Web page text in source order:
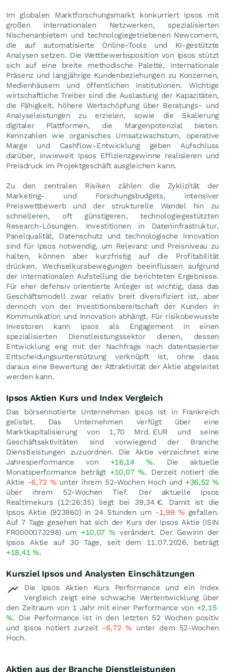
Im globalen Marktforschungsmarkt konkurriert Ipsos mit
großen internationalen Netzwerken, spezialisierten
Nischenanbietern und technologiegetriebenen Newcomern,
die auf automatisierte Online-Tools und KI-gestützte
Analysen setzen. Die Wettbewerbsposition von Ipsos stützt
sich auf eine breite methodische Palette, internationale
Präsenz und langjährige Kundenbeziehungen zu Konzernen,
Medienhäusern und öffentlichen Institutionen. Wichtige
wirtschaftliche Treiber sind die Auslastung der Kapazitäten,
die Fähigkeit, höhere Wertschöpfung über Beratungs- und
Analyseleistungen zu erzielen, sowie die Skalierung
digitaler Plattformen, die Margenpotenzial bieten.
Kennzahlen wie organisches Umsatzwachstum, operative
Marge und Cashflow-Entwicklung geben Aufschluss
darüber, inwieweit Ipsos Effizienzgewinne realisieren und
Preisdruck im Projektgeschäft ausgleichen kann.
Zu den zentralen Risiken zählen die Zyklizität der
Marketing- und Forschungsbudgets, intensiver
Preiswettbewerb und der strukturelle Wandel hin zu
schnelleren, oft günstigeren, technologiegestützten
Research-Lösungen. Investitionen in Dateninfrastruktur,
Panelqualität, Datenschutz und technologische Innovation
sind für Ipsos notwendig, um Relevanz und Preisniveau zu
halten, können aber kurzfristig auf die Profitabilität
drücken. Wechselkursbewegungen beeinflussen aufgrund
der internationalen Aufstellung die berichteten Ergebnisse.
Für eher defensiv orientierte Anleger ist wichtig, dass das
Geschäftsmodell zwar relativ breit diversifiziert ist, aber
dennoch von der Investitionsbereitschaft der Kunden in
Kommunikation und Innovation abhängt. Für risikobewusste
Investoren kann Ipsos als Engagement in einen
spezialisierten Dienstleistungssektor dienen, dessen
Entwicklung eng mit der Nachfrage nach datenbasierter
Entscheidungsunterstützung verknüpft ist, ohne dass
daraus eine Bewertung der Attraktivität der Aktie abgeleitet
werden kann.
Ipsos Aktien Kurs und Index Vergleich
Das börsennotierte Unternehmen Ipsos ist in Frankreich
gelistet. Das Unternehmen verfügt über eine
Marktkapitalisierung von 1,70 Mrd. EUR und seine
Geschäftsaktivitäten sind vorwiegend der Branche
Dienstleistungen zuzuordnen. Die Aktie verzeichnet eine
Jahresperformance von +16,14%. Die aktuelle
Monatsperformance beträgt +10,07%. Derzeit notiert die
Aktie -6,72 %unter ihrem 52-Wochen Hoch und +36,52%
über ihrem 52-Wochen Tief. Der aktuelle Ipsos
Realtimekurs (12:26:35) liegt bei 39,34 €. Damit ist die
Ipsos Aktie (923860) in 24 Stunden um -1,99 %gefallen.
Auf 7 Tage gesehen hat sich der Kurs der Ipsos Aktie (ISIN
FR0000073298) um +10,07%verändert. Der Gewinn der
Ipsos Aktie auf 30 Tage, seit dem 11.07.2026, beträgt
+18,41 %.
Kursziel Ipsos und Analysten Einschätzungen
Die Ipsos Aktien Kurs Performance und ein Index
Vergleich zeigt eine schwache Wertentwicklung über
den Zeitraum von 1 Jahr mit einer Performance von +2,15
%. Die Performance ist in den letzten 52 Wochen positiv
und Ipsos notiert zurzeit -6,72%unter dem 52-Wochen
Hoch.
Aktien aus der Branche Dienstleistungen